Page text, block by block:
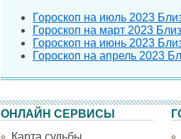
Гороскоп на июль 2023
Гороскоп на март 2023
Гороскоп на июнь 2023
Гороскоп на апрель 2023
ОНЛАЙН СЕРВИСЫ
Карта судьбы